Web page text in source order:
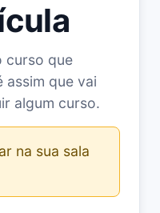
curso que
assim que vai
algum curso.
na sua sala